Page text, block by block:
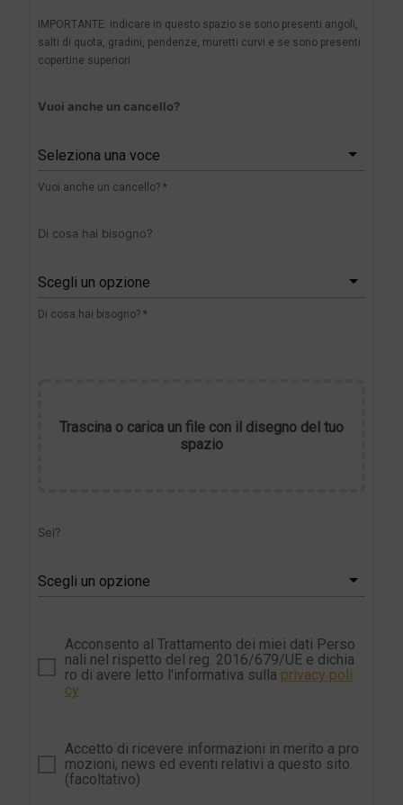
IMPORTANTE: indicare in questo spazio se sono presenti angoli,
salti di quota, gradini, pendenze, muretti curvi e se sono presenti
copertine superiori.
Vuoi anche un cancello?
Seleziona una voce
Vuoi anche un cancello? *
Di cosa hai bisogno?
Scegli un opzione
Di cosa hai bisogno? *
Trascina o carica un file con il disegno del tuo
spazio
Sei?
Scegli un opzione
Acconsento al Trattamento dei miei dati Perso
nali nel rispetto del reg. 2016/679/UE e dichia
ro di avere letto l'informativa sulla privacy poli
cy
Accetto di ricevere informazioni in merito a pro
mozioni, news ed eventi relativi a questo sito.
(facoltativo)